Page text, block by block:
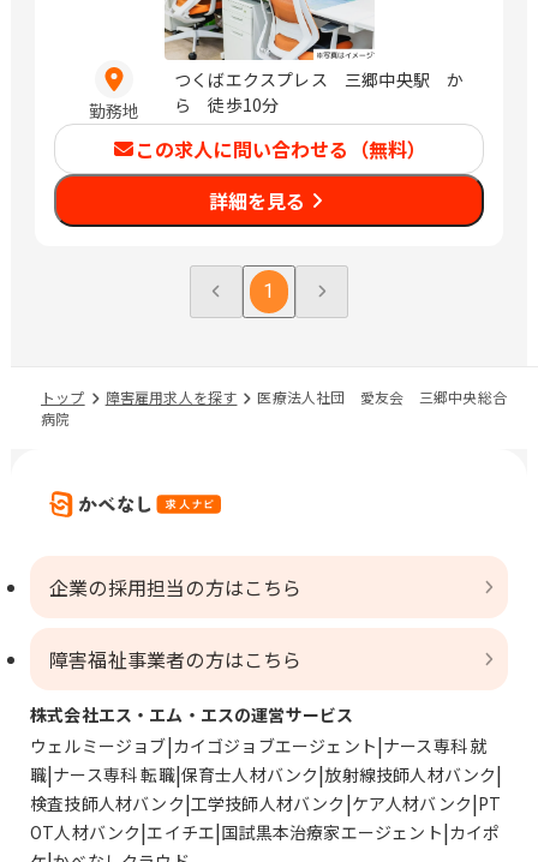
勤務地
つくばエクスプレス 三郷中央駅 か
ら 徒歩10分
この求人に問い合わせる（無料）
詳細を見る
1
トップ 障害雇用求人を探す
医療法人社団 愛友会 三郷中央総合
病院
企業の採用担当の方はこちら
障害福祉事業者の方はこちら
株式会社エス・エム・エスの運営サービス
ウェルミージョブ カイゴジョブエージェント ナース専科 就
職 ナース専科 転職 保育士人材バンク 放射線技師人材バンク
検査技師人材バンク 工学技師人材バンク ケア人材バンク PT
OT人材バンク エイチエ 国試黒本治療家エージェント カイポ